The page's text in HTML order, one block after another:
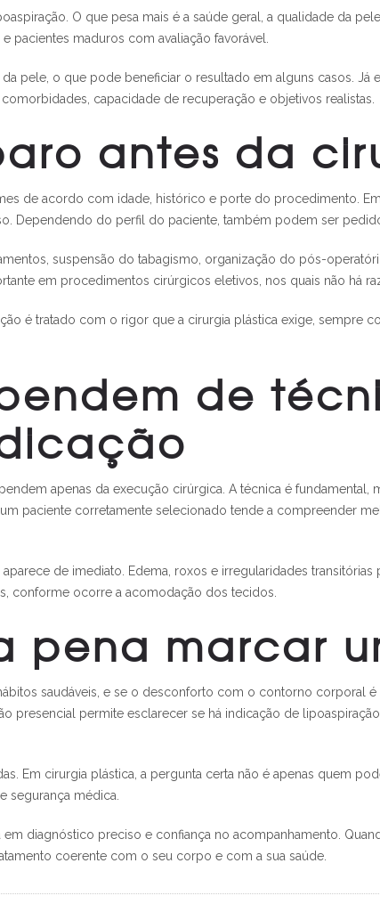
O que pesa mais é a saúde geral, a qualidade da
pacientes maduros com avaliação favorável.
pele, o que pode beneficiar o resultado em alguns casos. Já
capacidade de recuperação e objetivos realistas.
antes da
de acordo com idade, histórico e porte do procedimento.
Dependendo do perfil do paciente, também podem ser
suspensão do tabagismo, organização do pós-
em procedimentos cirúrgicos eletivos, nos quais não há
é tratado com o rigor que a cirurgia plástica exige, sempre
de
apenas da execução cirúrgica. A técnica é fundamental,
paciente corretamente selecionado tende a compreender
de imediato. Edema, roxos e irregularidades
conforme ocorre a acomodação dos tecidos.
pena marcar
saudáveis, e se o desconforto com o contorno corporal
presencial permite esclarecer se há indicação de
Em cirurgia plástica, a pergunta certa não é apenas quem
segurança médica.
diagnóstico preciso e confiança no acompanhamento.
coerente com o seu corpo e com a sua saúde.